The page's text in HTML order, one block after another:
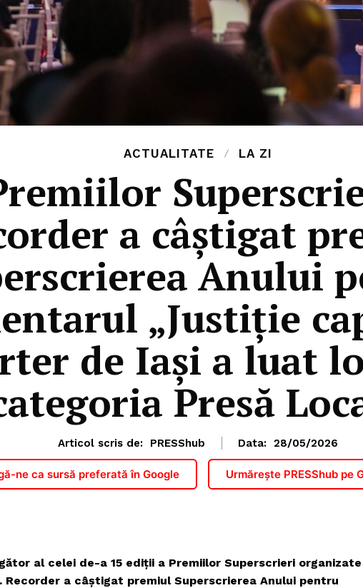
ACTUALITATE LA ZI
a câștigat
Anului
„Justiție
de Iași a luat
Presă
Articol scris de: PRESShub Data: 28/05/2026
ne ca sursă preferată în Google Urmărește PRESShub pe
al celei de-a 15 ediții a Premiilor Superscrieri organizate
Recorder a câștigat premiul Superscrierea Anului pentru